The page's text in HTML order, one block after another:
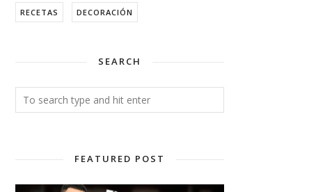
RECETAS DECORACIÓN
SEARCH
FEATURED POST